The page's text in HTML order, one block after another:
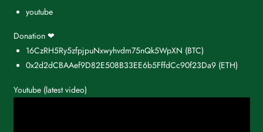
youtube
Donation ❤
16CzRH5Ry5zfpjpuNxwyhvdm75nQk5WpXN (BTC)
0x2d2dCBAAef9D82E508B33EE6b5FffdCc90f23Da9(ETH)
Youtube (latest video)